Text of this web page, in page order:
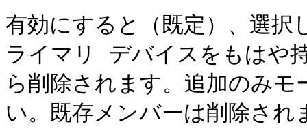
有効にすると（既定）、選
ライマリ デバイスをもはや
ら削除されます。追加のみ
い。既存メンバーは削除され